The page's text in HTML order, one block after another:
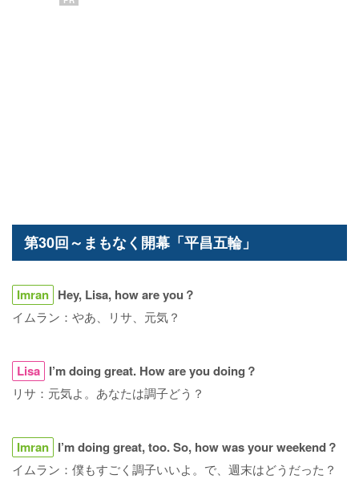
第30回～まもなく開幕「平昌五輪」
Imran Hey, Lisa, how are you？
イムラン：やあ、リサ、元気？
Lisa I’m doing great. How are you doing？
リサ：元気よ。あなたは調子どう？
Imran I’m doing great, too. So, how was your weekend？
イムラン：僕もすごく調子いいよ。で、週末はどうだった？